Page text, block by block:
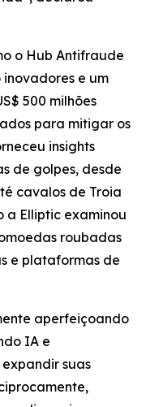
o Hub Antifraude
e um
500 milhões
para mitigar os
insights
de golpes, desde
cavalos de Troia
a Elliptic examinou
roubadas
e plataformas de
aperfeiçoando
IA e
suas